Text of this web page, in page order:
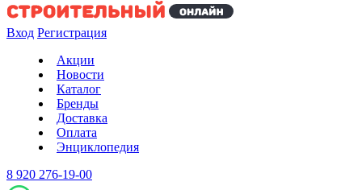
Вход Регистрация
Акции
Новости
Каталог
Бренды
Доставка
Оплата
Энциклопедия
8 920 276-19-00